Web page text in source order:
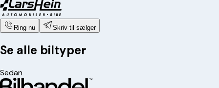
Ring nu Skriv til sælger
Se alle biltyper
Sedan